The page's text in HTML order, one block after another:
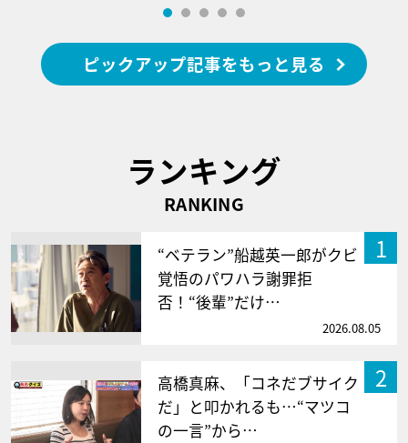
ピックアップ記事をもっと見る
ランキング
RANKING
1
“ベテラン”船越英一郎がクビ
覚悟のパワハラ謝罪拒
否！“後輩”だけ…
2026.08.05
2
高橋真麻、「コネだブサイク
だ」と叩かれるも…“マツコ
の一言”から…